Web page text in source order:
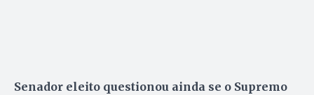
Senador eleito questionou ainda se o Supremo